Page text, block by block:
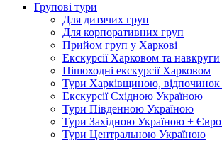
Групові тури
Для дитячих груп
Для корпоративних груп
Прийом груп у Харкові
Екскурсії Харковом та навкруги
Пішоходні екскурсії Харковом
Тури Харківщиною, відпочинок
Екскурсії Східною Україною
Тури Південною Україною
Тури Західною Україною +
Тури Центральною Україною